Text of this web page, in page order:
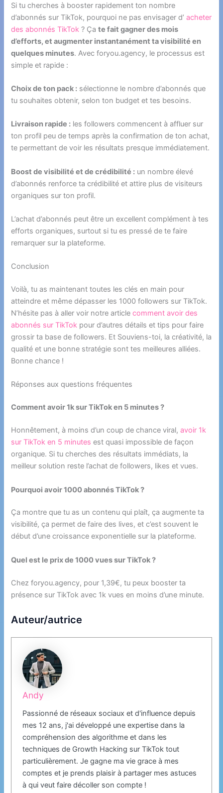
Si tu cherches à booster rapidement ton nombre
d’abonnés sur TikTok, pourquoi ne pas envisager d’acheter
des abonnés TikTok ? Çate fait gagner des mois
d’efforts, et augmenter instantanément ta visibilité en
quelques minutes. Avec foryou.agency, le processus est
simple et rapide :
Choix de ton pack : sélectionne le nombre d’abonnés que
tu souhaites obtenir, selon ton budget et tes besoins.
Livraison rapide : les followers commencent à affluer sur
ton profil peu de temps après la confirmation de ton achat,
te permettant de voir les résultats presque immédiatement.
Boost de visibilité et de crédibilité : un nombre élevé
d’abonnés renforce ta crédibilité et attire plus de visiteurs
organiques sur ton profil.
L’achat d’abonnés peut être un excellent complément à tes
efforts organiques, surtout si tu es pressé de te faire
remarquer sur la plateforme.
Conclusion
Voilà, tu as maintenant toutes les clés en main pour
atteindre et même dépasser les 1000 followers sur TikTok.
N’hésite pas à aller voir notre articlecomment avoir des
abonnés sur TikTok pour d’autres détails et tips pour faire
grossir ta base de followers. Et Souviens-toi, la créativité, la
qualité et une bonne stratégie sont tes meilleures alliées.
Bonne chance !
Réponses aux questions fréquentes
Comment avoir 1k sur TikTok en 5 minutes ?
Honnêtement, à moins d’un coup de chance viral,avoir 1k
sur TikTok en 5 minutes est quasi impossible de façon
organique. Si tu cherches des résultats immédiats, la
meilleur solution reste l’achat de followers, likes et vues.
Pourquoi avoir 1000 abonnés TikTok ?
Ça montre que tu as un contenu qui plaît, ça augmente ta
visibilité, ça permet de faire des lives, et c’est souvent le
début d’une croissance exponentielle sur la plateforme.
Quel est le prix de 1000 vues sur TikTok ?
Chez foryou.agency, pour 1,39€, tu peux booster ta
présence sur TikTok avec 1k vues en moins d’une minute.
Auteur/autrice
Andy
Passionné de réseaux sociaux et d'influence depuis
mes 12 ans, j'ai développé une expertise dans la
compréhension des algorithme et dans les
techniques de Growth Hacking sur TikTok tout
particulièrement. Je gagne ma vie grace à mes
comptes et je prends plaisir à partager mes astuces
à qui veut faire décoller son compte !